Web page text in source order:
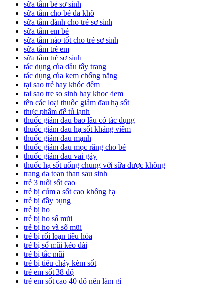
sữa tắm bé sơ sinh
sữa tắm cho bé da khô
sữa tắm dành cho trẻ sơ sinh
sữa tắm em bé
sữa tắm nào tốt cho trẻ sơ sinh
sữa tắm trẻ em
sữa tắm trẻ sơ sinh
tác dụng của dầu tẩy trang
tác dụng của kem chống nắng
tại sao trẻ hay khóc đêm
tai sao tre so sinh hay khoc dem
tên các loại thuốc giảm đau hạ sốt
thực phẩm để tủ lạnh
thuốc giảm đau bao lâu có tác dụng
thuốc giảm đau hạ sốt kháng viêm
thuốc giảm đau mạnh
thuốc giảm đau mọc răng cho bé
thuốc giảm đau vai gáy
thuốc hạ sốt uống chung với sữa được không
trang da toan than sau sinh
trẻ 3 tuổi sốt cao
trẻ bị cúm a sốt cao không hạ
trẻ bị đầy bụng
trẻ bị ho
trẻ bị ho sổ mũi
trẻ bị ho và sổ mũi
trẻ bị rối loạn tiêu hóa
trẻ bị sổ mũi kéo dài
trẻ bị tắc mũi
trẻ bị tiêu chảy kèm sốt
trẻ em sốt 38 độ
trẻ em sốt cao 40 độ nên làm gì